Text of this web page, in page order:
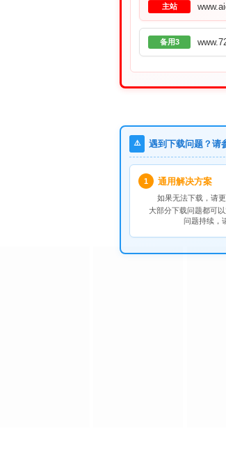
主站
备用3
⚠️ 遇到下载问题？请
1 通用解决方案
如果无法下载，请
大部分下载问题都可
问题持续，